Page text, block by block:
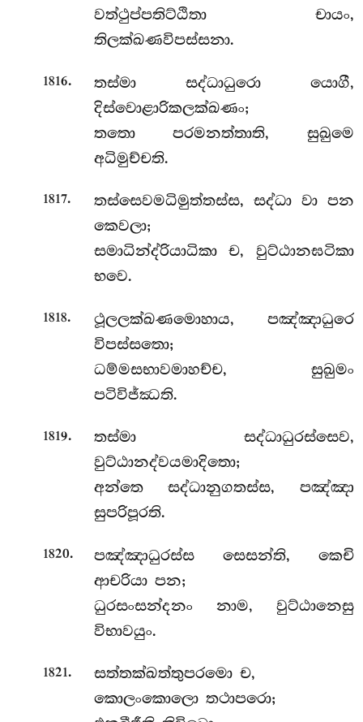
වත්ථුප්පතිට්ඨිතා චායං,
තිලක්ඛණවිපස්සනා.
1816.
තස්මා සද්ධාධුරො යොගී,
දිස්වොළාරිකලක්ඛණං;
තතො පරමනත්තාති, සුඛුමෙ
අධිමුච්චති.
1817.
තස්සෙවමධිමුත්තස්ස, සද්ධා වා පන
කෙවලා;
සමාධින්ද්රියාධිකා ච, වුට්ඨානඝටිකා
භවෙ.
1818.
ථූලලක්ඛණමොහාය, පඤ්ඤාධුරෙ
විපස්සතො;
ධම්මසභාවමාහච්ච, සුඛුමං
පටිවිජ්ඣති.
1819.
තස්මා සද්ධාධුරස්සෙව,
වුට්ඨානද්වයමාදිතො;
අන්තෙ සද්ධානුගතස්ස, පඤ්ඤා
සුපරිපූරති.
1820.
පඤ්ඤාධුරස්ස සෙසන්ති, කෙචි
ආචරියා පන;
ධුරසංසන්දනං නාම, වුට්ඨානෙසු
විභාවයුං.
1821.
සත්තක්ඛත්තුපරමො ච,
කොලංකොලො තථාපරො;